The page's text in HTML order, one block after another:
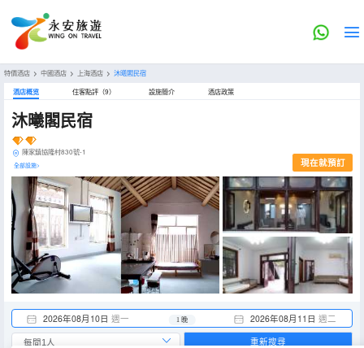
特價酒店 > 中國酒店 > 上海酒店 > 沐曦閣民宿
酒店概览 住客點評（9） 設施簡介 酒店政策
沐曦閣民宿
陳家鎮協隆村830號-1
全部設施> 現在就預訂
2026年08月10日 週一 2026年08月11日 週二
1 晚
重新搜尋